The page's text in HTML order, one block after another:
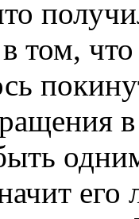
том,